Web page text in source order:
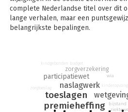
complete Nederlandse titel over dit
lange verhalen, maar een
belangrijkste bepalingen.
dagelijkse praktijk van de
sociale zekerheid in Nederland. Aan
premieheffing, volks- en
toeslagen, minimumloon, Wet arbeid
Jeugdwet. De tabellen in Sociaal
premieheffing
toeslagen
naslagwerk
participatiewet
zorgverzekering
bijstand
wia
kindgebonden budget
zorgtoeslag